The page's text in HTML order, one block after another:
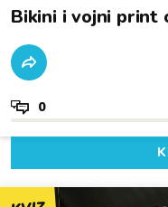
Bikini i vojni print
0